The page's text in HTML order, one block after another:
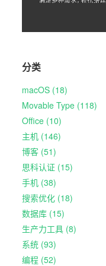
分类
macOS (18)
Movable Type (118)
Office (10)
主机 (146)
博客 (51)
思科认证 (15)
手机 (38)
搜索优化 (18)
数据库 (15)
生产力工具 (8)
系统 (93)
编程 (52)